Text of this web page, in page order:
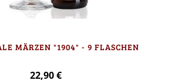
MÄRZEN "1904" - 9 FLASCHEN
22,90 €